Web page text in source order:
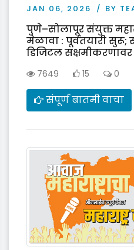
JAN 06, 2026 BY
पुणे–सोलापूर संयुक्त
मेळावा : पूर्वतयारी सुरू;
डिजिटल
7649 15 0
संपूर्ण बातमी वाचा